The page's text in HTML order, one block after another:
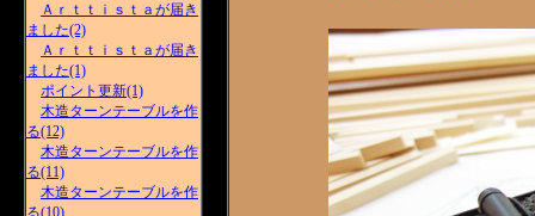
Ａｒｔｔｉｓｔａが届き
ました(2)
Ａｒｔｔｉｓｔａが届き
ました(1)
ポイント更新(1)
木造ターンテーブルを作
る(12)
木造ターンテーブルを作
る(11)
木造ターンテーブルを作
る(10)